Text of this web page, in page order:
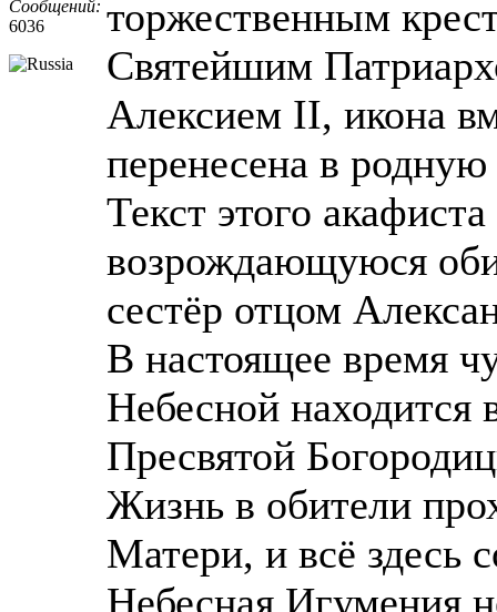
Сообщений:
6036
торжественным
Святейшим
Алексием II, икона
перенесена в родную
Текст этого
возрождающуюся
сестёр отцом
В настоящее время
Небесной находится
Пресвятой
Жизнь в обители
Матери, и всё здесь
Небесная Игумения